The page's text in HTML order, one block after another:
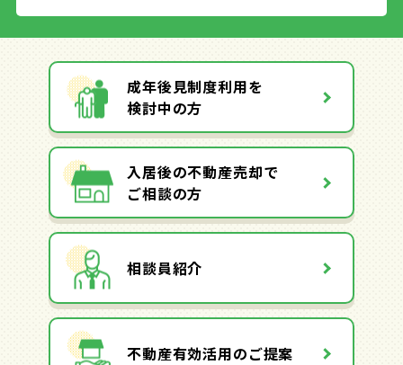
成年後見制度利用を
検討中の方
入居後の不動産売却で
ご相談の方
相談員紹介
不動産有効活用のご提案